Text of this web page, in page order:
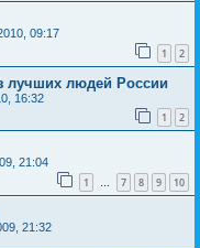
09:17
1 2
лучших людей России
16:32
1 2
21:04
1 … 7 8 9 10
21:32